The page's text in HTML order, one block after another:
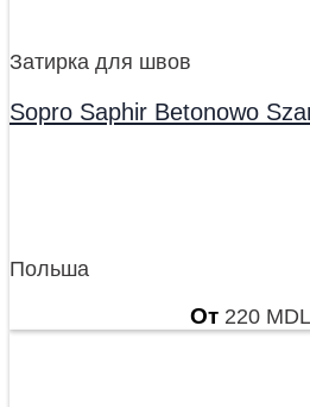
Затирка для швов
Sopro Saphir Betonowo
Польша
От 220 MDL